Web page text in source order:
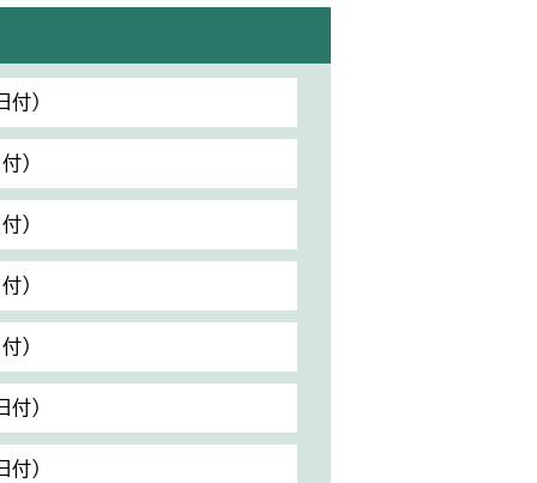
付）
）
）
）
）
付）
付）